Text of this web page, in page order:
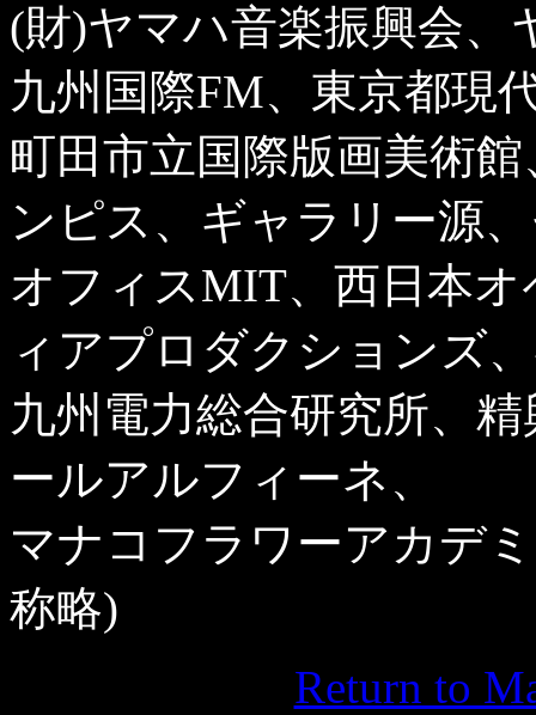
(財)ヤマハ音楽振興会
九州国際FM、東京都現
町田市立国際版画美術
ンピス、ギャラリー源
オフィスMIT、西日本
ィアプロダクションズ
九州電力総合研究所、
ールアルフィーネ、
マナコフラワーアカデ
称略)
Return to